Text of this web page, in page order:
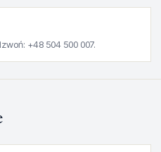
+48 504 500 007.